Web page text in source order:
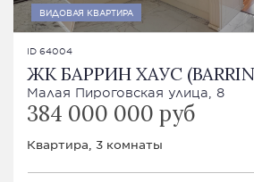
ВИДОВАЯ КВАРТИРА
ID 64004
ЖК БАРРИН ХАУС (BARRIN
Малая Пироговская улица, 8
384 000 000 руб
Квартира, 3 комнаты